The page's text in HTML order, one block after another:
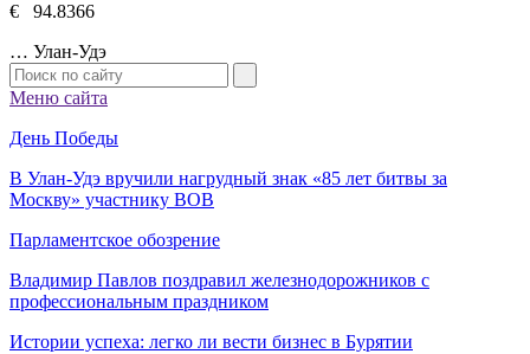
€ 94.8366
… Улан-Удэ
Меню сайта
День Победы
В Улан-Удэ вручили нагрудный знак «85 лет битвы за
Москву» участнику ВОВ
Парламентское обозрение
Владимир Павлов поздравил железнодорожников с
профессиональным праздником
Истории успеха: легко ли вести бизнес в Бурятии